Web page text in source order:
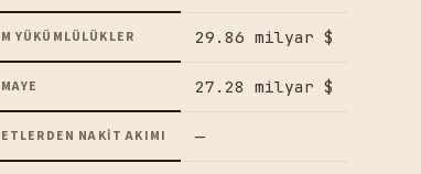
YÜKÜMLÜLÜKLER 29.86 milyar $
27.28 milyar $
NAKIT AKIMI —